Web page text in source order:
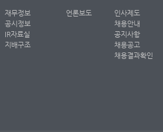
재무정보
공시정보
IR자료실
지배구조
언론보도
인사제도
채용안내
공지사항
채용공고
채용결과확인